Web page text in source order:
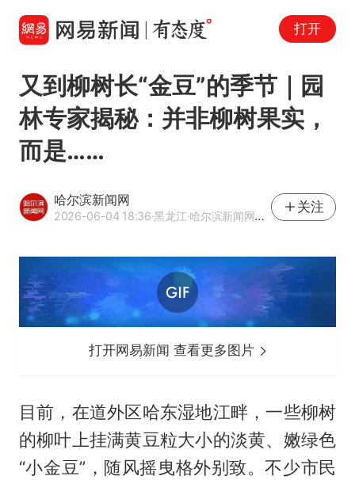
打开
又到柳树长“金豆”的季节｜园
林专家揭秘：并非柳树果实，
而是……
哈尔滨新闻网
2026-06-04 18:36·黑龙江·哈尔滨新闻网官方网易号
关注
打开网易新闻 查看更多图片
目前，在道外区哈东湿地江畔，一些柳树
的柳叶上挂满黄豆粒大小的淡黄、嫩绿色
“小金豆”，随风摇曳格外别致。不少市民